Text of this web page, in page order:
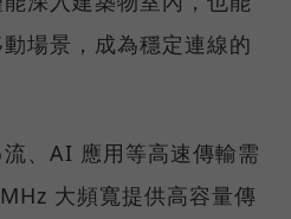
場景，成為穩定連線的
、AI 應用等高速傳輸需
大頻寬提供高容量傳